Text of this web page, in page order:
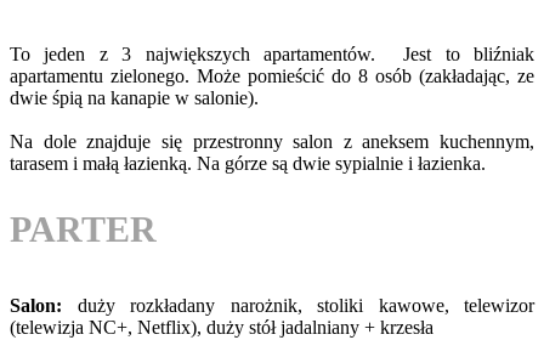
To jeden z 3 największych apartamentów.
Jest to bliźniak
apartamentu zielonego. Może pomieścić do 8 osób (zakładając, ze
dwie śpią na kanapie w salonie).
Na dole znajduje się przestronny salon z aneksem kuchennym,
tarasem i małą łazienką. Na górze są dwie sypialnie i łazienka.
PARTER
Salon: duży rozkładany narożnik, stoliki kawowe, telewizor
(telewizja NC+, Netflix), duży stół jadalniany + krzesła